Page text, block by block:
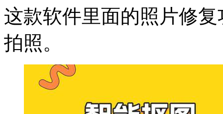
这款软件里面的照片修
拍照。